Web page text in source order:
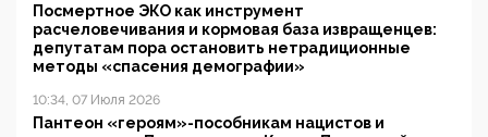
Посмертное ЭКО как инструмент
расчеловечивания и кормовая база извращенцев:
депутатам пора остановить нетрадиционные
методы «спасения демографии»
10:34, 07 Июля 2026
Пантеон «героям»-пособникам нацистов и